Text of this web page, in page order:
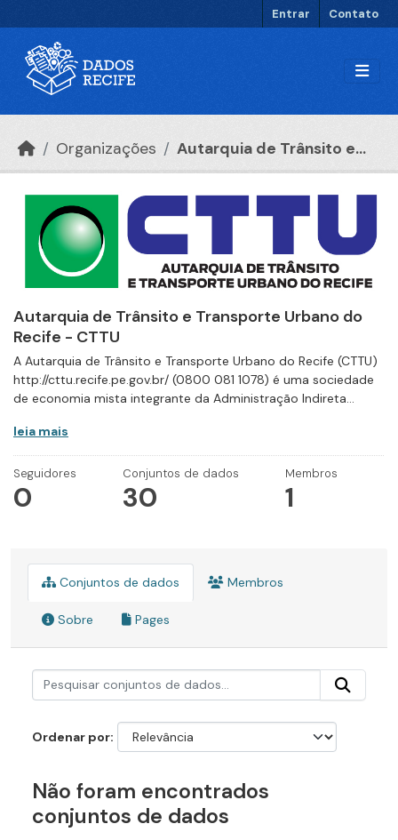
Entrar Contato
Organizações Autarquia de Trânsito e...
Autarquia de Trânsito e Transporte Urbano do
Recife - CTTU
A Autarquia de Trânsito e Transporte Urbano do Recife (CTTU)
http://cttu.recife.pe.gov.br/ (0800 081 1078) é uma sociedade
de economia mista integrante da Administração Indireta...
leia mais
Seguidores
0
Conjuntos de dados
30
Membros
1
Conjuntos de dados Membros
Sobre Pages
Ordenar por
Não foram encontrados
conjuntos de dados